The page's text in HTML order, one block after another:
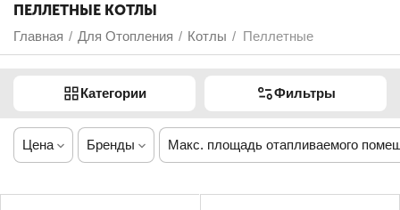
ПЕЛЛЕТНЫЕ КОТЛЫ
Главная / Для Отопления / Котлы / Пеллетные
Категории Фильтры
Цена Бренды Макс. площадь отапливаемого